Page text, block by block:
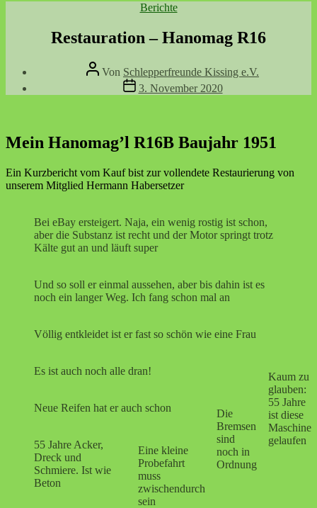
Kategorien
Berichte
Restauration – Hanomag R16
Beitragsautor
Von Schlepperfreunde Kissing e.V.
Beitragsdatum
3. November 2020
Mein Hanomag’l R16B Baujahr 1951
Ein Kurzbericht vom Kauf bist zur vollendete Restaurierung von
unserem Mitglied Hermann Habersetzer
Bei eBay ersteigert. Naja, ein wenig rostig ist schon,
aber die Substanz ist recht und der Motor springt trotz
Kälte gut an und läuft super
Und so soll er einmal aussehen, aber bis dahin ist es
noch ein langer Weg. Ich fang schon mal an
Völlig entkleidet ist er fast so schön wie eine Frau
Kaum zu
glauben:
55 Jahre
ist diese
Maschine
gelaufen
Es ist auch noch alle dran!
Die
Bremsen
sind
noch in
Ordnung
Neue Reifen hat er auch schon
Eine kleine
Probefahrt
muss
zwischendurch
sein
55 Jahre Acker,
Dreck und
Schmiere. Ist wie
Beton